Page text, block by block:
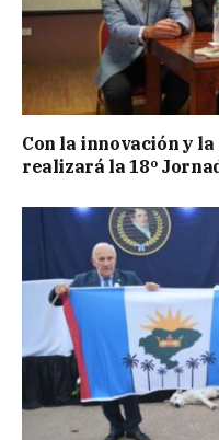
Con la innovación y
realizará la 18º